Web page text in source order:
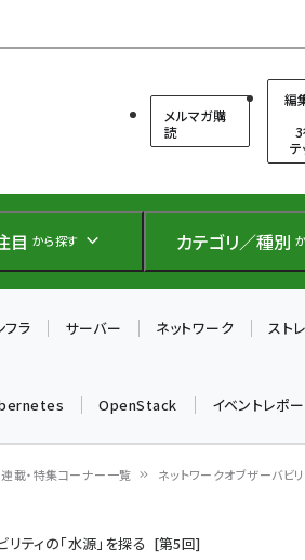
メルマガ購
読
編
テ
目 から探す カテゴリ／種別
フラ サーバー ネットワーク スト
OpenStack イベントレポ
連載・特集コーナー一覧 ネットワークオブザーバビリ
ティの「水源」を探る 第5回